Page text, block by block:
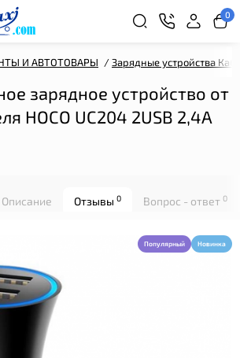
0
И АВТОТОВАРЫ Зарядные устройства
зарядное устройство от
HOCO UC204 2USB 2,4A
Описание Отзывы 0 Вопрос - ответ 0
Популярный Новинка